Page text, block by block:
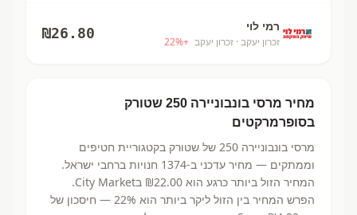
רמי לוי
זכרון יעקב · זכרון יעקב +
22%
₪26.80
מחיר מרסי בונבוניירה 250
שטורק
בסופרמרקטים
מרסי בונבוניירה 250 של שטורק בקטגוריית חטיפים
וממתקים — מחיר עדכני ב-1374 חנויות ברחבי ישראל.
המחיר הזול ביותר כרגע הוא ₪22.00
בCity Market.
הפרש המחיר בין הזול ליקר ביותר הוא 22% — חיסכון של